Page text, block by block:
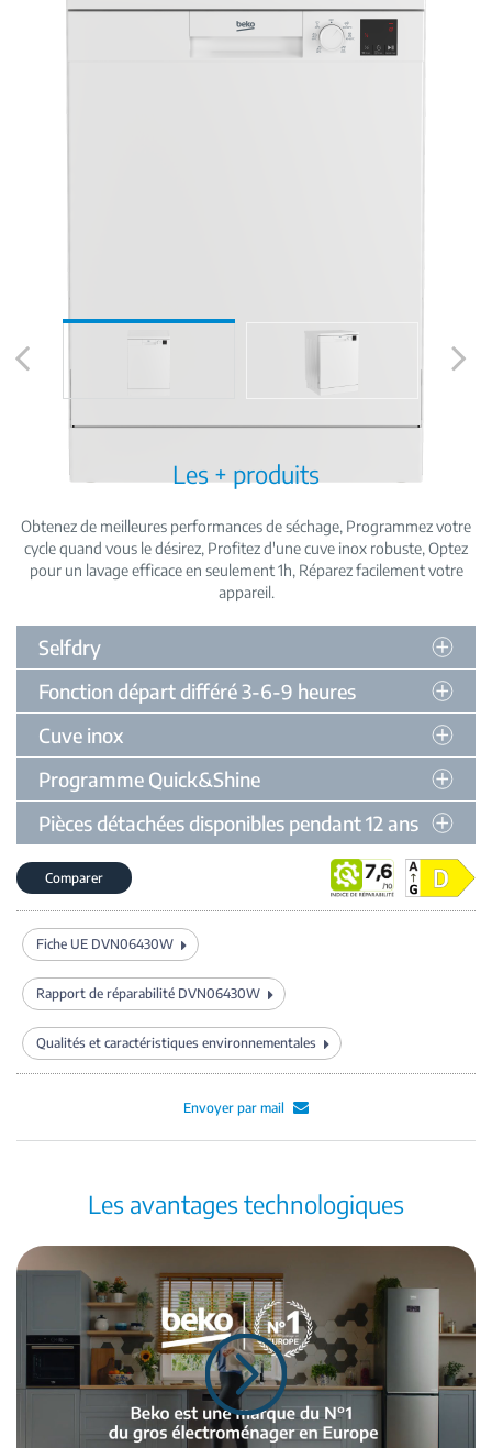
Les + produits
Obtenez de meilleures performances de séchage Programmez votre
cycle quand vous le désirez Profitez d'une cuve inox robuste Optez
pour un lavage efficace en seulement 1h Réparez facilement votre
appareil
Selfdry
Fonction départ différé 3-6-9 heures
Cuve inox
Programme Quick&Shine
Pièces détachées disponibles pendant 12 ans
Comparer
Fiche UE DVN06430W
Rapport de réparabilité DVN06430W
Qualités et caractéristiques environnementales
Envoyer par mail
Les avantages technologiques